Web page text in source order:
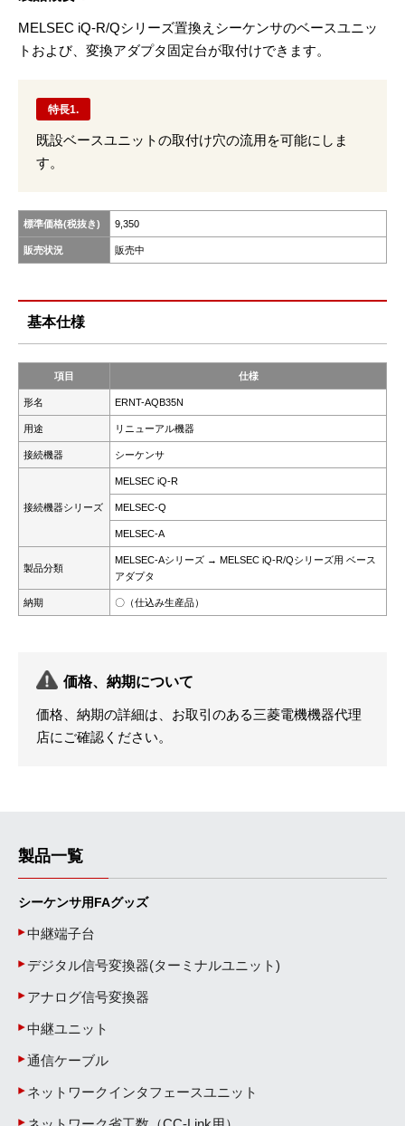
MELSEC iQ-R/Qシリーズ置換えシーケンサのベースユニッ
トおよび、変換アダプタ固定台が取付けできます。
特長1.
既設ベースユニットの取付け穴の流用を可能にしま
す。
標準価格(税抜き) 9,350
販売状況 販売中
基本仕様
項目 仕様
形名 ERNT-AQB35N
用途 リニューアル機器
接続機器 シーケンサ
接続機器シリーズ
MELSEC iQ-R
MELSEC-Q
MELSEC-A
製品分類
MELSEC-Aシリーズ → MELSEC iQ-R/Qシリーズ用 ベース
アダプタ
納期 〇（仕込み生産品）
価格、納期について
価格、納期の詳細は、お取引のある三菱電機機器代理
店にご確認ください。
製品一覧
シーケンサ用FAグッズ
中継端子台
デジタル信号変換器(ターミナルユニット)
アナログ信号変換器
中継ユニット
通信ケーブル
ネットワークインタフェースユニット